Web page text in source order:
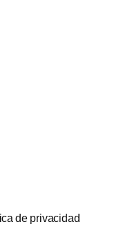
de privacidad